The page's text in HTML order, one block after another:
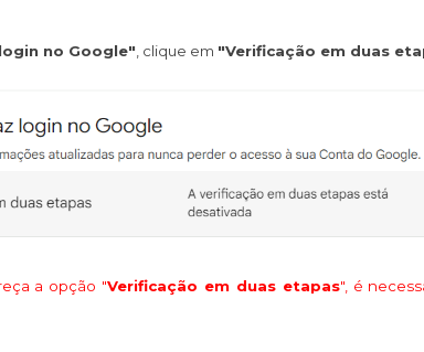
no Google", clique em "Verificação em duas
a opção "Verificação em duas etapas", é